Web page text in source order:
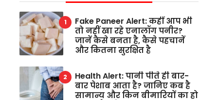
Fake Paneer Alert: कहीं आप भी
तो नहीं खा रहे एनालॉग पनीर?
जानें कैसे बनता है, कैसे पहचानें
और कितना सुरक्षित है
Health Alert: पानी पीते ही बार-
बार पेशाब आता है? जानिए कब है
सामान्य और किन बीमारियों का हो